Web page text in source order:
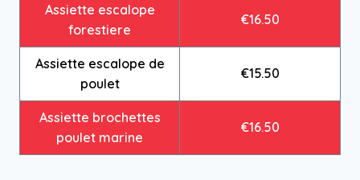
Assiette escalope
forestiere
€16.50
Assiette escalope de
poulet
€15.50
Assiette brochettes
poulet marine
€16.50